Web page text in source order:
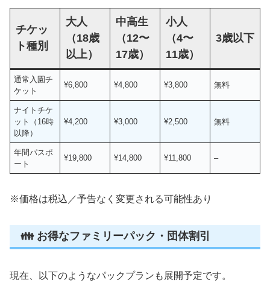
チケッ
ト種別
大人
（18歳
以上）
中高生
（12〜
17歳）
小人
（4〜
11歳）
3歳以下
通常入園チ
ケット
¥6,800 ¥4,800 ¥3,800 無料
ナイトチケ
ット（16時
以降）
¥4,200 ¥3,000 ¥2,500 無料
年間パスポ
ート
¥19,800 ¥14,800 ¥11,800 –
※価格は税込／予告なく変更される可能性あり
👪 お得なファミリーパック・団体割引
現在、以下のようなパックプランも展開予定です。